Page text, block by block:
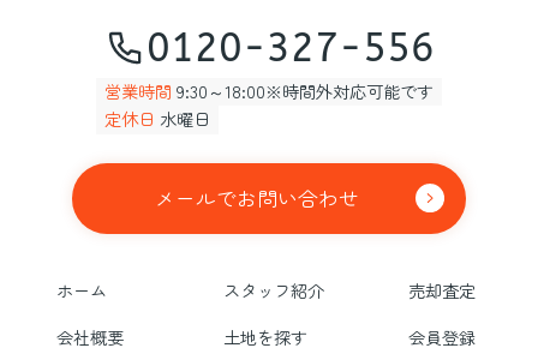
0120-327-556
営業時間 9:30～18:00※時間外対応可能です
定休日 水曜日
メールでお問い合わせ
ホーム スタッフ紹介
売却査定
会社概要
土地を探す
会員登録